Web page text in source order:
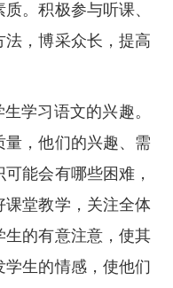
。积极参与听课、
，博采众长，提高
学习语文的兴趣。
量，他们的兴趣、需
能会有哪些困难，
课堂教学，关注全体
生的有意注意，使其
生的情感，使他们